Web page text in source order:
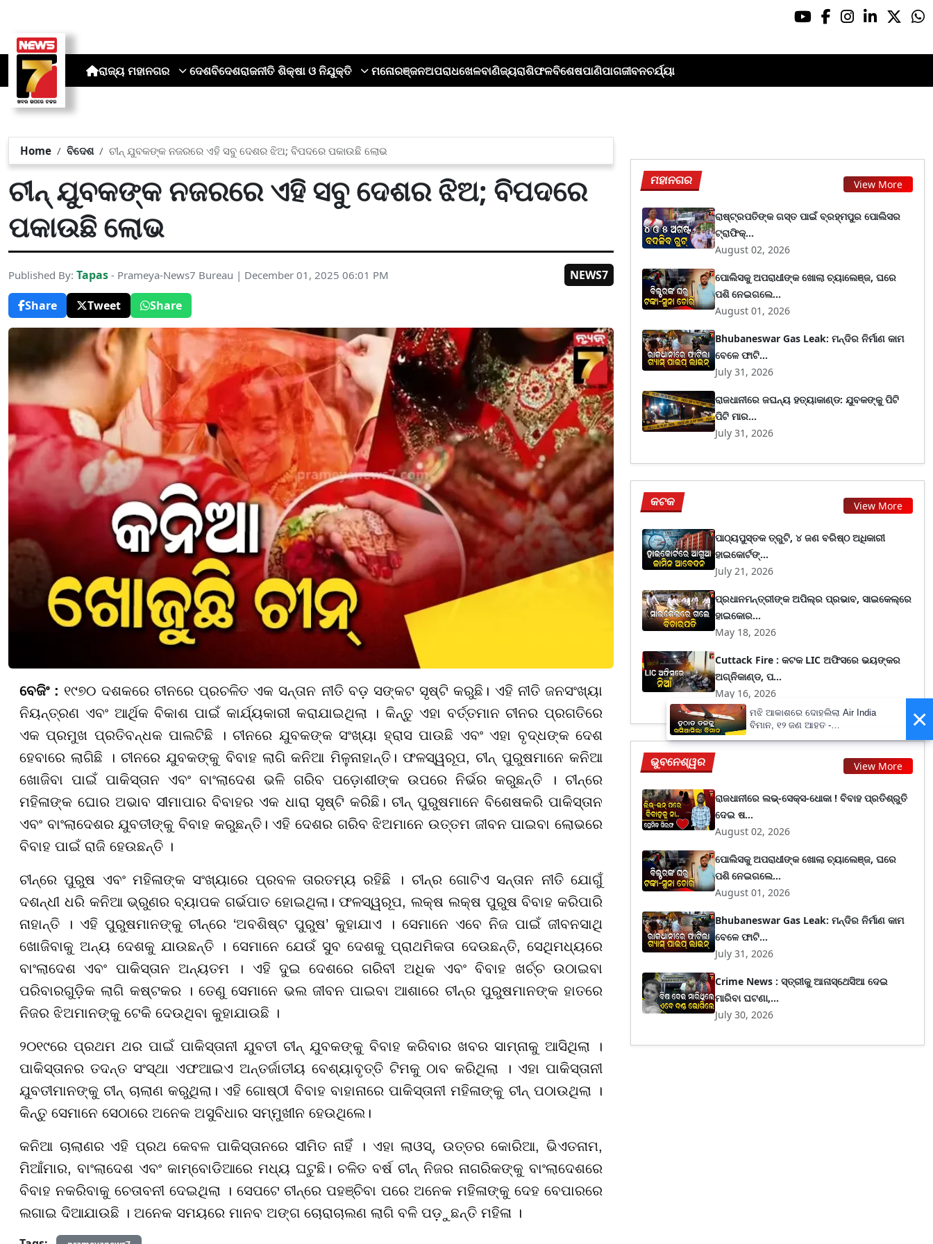
ରାଜ୍ୟ ମହାନଗର ଦେଶବିଦେଶରାଜନୀତି ଶିକ୍ଷା ଓ ନିଯୁକ୍ତି ମନୋରଞ୍ଜନଅପରାଧଖେଳବାଣିଜ୍ୟରାଶିଫଳବିଶେଷପାଣିପାଗଜୀବନଚର୍ଯ୍ୟା
Home ବିଦେଶ ଚୀନ୍ ଯୁବକଙ୍କ ନଜରରେ ଏହି ସବୁ ଦେଶର ଝିଅ; ବିପଦରେ ପକାଉଛି ଲୋଭ
ଚୀନ୍ ଯୁବକଙ୍କ ନଜରରେ ଏହି ସବୁ ଦେଶର ଝିଅ; ବିପଦରେ
ପକାଉଛି ଲୋଭ
Published By: Tapas - Prameya-News7 Bureau | December 01, 2025 06:01 PM
NEWS7
Share
Tweet Share
ବେଜିଂ : ୧୯୭୦ ଦଶକରେ ଚୀନରେ ପ୍ରଚଳିତ ଏକ ସନ୍ତାନ ନୀତି ବଡ଼ ସଙ୍କଟ ସୃଷ୍ଟି କରୁଛି। ଏହି ନୀତି ଜନସଂଖ୍ୟା
ନିୟନ୍ତ୍ରଣ ଏବଂ ଆର୍ଥିକ ବିକାଶ ପାଇଁ କାର୍ଯ୍ୟକାରୀ କରାଯାଇଥିଲା । କିନ୍ତୁ ଏହା ବର୍ତ୍ତମାନ ଚୀନର ପ୍ରଗତିରେ
ଏକ ପ୍ରମୁଖ ପ୍ରତିବନ୍ଧକ ପାଲଟିଛି । ଚୀନରେ ଯୁବକଙ୍କ ସଂଖ୍ୟା ହ୍ରାସ ପାଉଛି ଏବଂ ଏହା ବୃଦ୍ଧଙ୍କ ଦେଶ
ହେବାରେ ଲାଗିଛି । ଚୀନରେ ଯୁବକଙ୍କୁ ବିବାହ ଲାଗି କନିଆ ମିଳୁନାହାନ୍ତି। ଫଳସ୍ୱରୂପ, ଚୀନ୍ ପୁରୁଷମାନେ କନିଆ
ଖୋଜିବା ପାଇଁ ପାକିସ୍ତାନ ଏବଂ ବାଂଲାଦେଶ ଭଳି ଗରିବ ପଡ଼ୋଶୀଙ୍କ ଉପରେ ନିର୍ଭର କରୁଛନ୍ତି । ଚୀନ୍ରେ
ମହିଳାଙ୍କ ଘୋର ଅଭାବ ସୀମାପାର ବିବାହର ଏକ ଧାରା ସୃଷ୍ଟି କରିଛି। ଚୀନ୍ ପୁରୁଷମାନେ ବିଶେଷକରି ପାକିସ୍ତାନ
ଏବଂ ବାଂଲାଦେଶର ଯୁବତୀଙ୍କୁ ବିବାହ କରୁଛନ୍ତି। ଏହି ଦେଶର ଗରିବ ଝିଅମାନେ ଉତ୍ତମ ଜୀବନ ପାଇବା ଲୋଭରେ
ବିବାହ ପାଇଁ ରାଜି ହେଉଛନ୍ତି ।
ଚୀନ୍ରେ ପୁରୁଷ ଏବଂ ମହିଳାଙ୍କ ସଂଖ୍ୟାରେ ପ୍ରବଳ ତାରତମ୍ୟ ରହିଛି । ଚୀନ୍ର ଗୋଟିଏ ସନ୍ତାନ ନୀତି ଯୋଗୁଁ
ଦଶନ୍ଧୀ ଧରି କନିଆ ଭ୍ରୁଣର ବ୍ୟାପକ ଗର୍ଭପାତ ହୋଇଥିଲା। ଫଳସ୍ୱରୂପ, ଲକ୍ଷ ଲକ୍ଷ ପୁରୁଷ ବିବାହ କରିପାରି
ନାହାନ୍ତି । ଏହି ପୁରୁଷମାନଙ୍କୁ ଚୀନ୍ରେ ‘ଅବଶିଷ୍ଟ ପୁରୁଷ’ କୁହାଯାଏ । ସେମାନେ ଏବେ ନିଜ ପାଇଁ ଜୀବନସାଥି
ଖୋଜିବାକୁ ଅନ୍ୟ ଦେଶକୁ ଯାଉଛନ୍ତି । ସେମାନେ ଯେଉଁ ସୁବ ଦେଶକୁ ପ୍ରାଥମିକତା ଦେଉଛନ୍ତି, ସେଥିମଧ୍ୟରେ
ବାଂଲାଦେଶ ଏବଂ ପାକିସ୍ତାନ ଅନ୍ୟତମ । ଏହି ଦୁଇ ଦେଶରେ ଗରିବୀ ଅଧିକ ଏବଂ ବିବାହ ଖର୍ଚ୍ଚ ଉଠାଇବା
ପରିବାରଗୁଡ଼ିକ ଲାଗି କଷ୍ଟକର । ତେଣୁ ସେମାନେ ଭଲ ଜୀବନ ପାଇବା ଆଶାରେ ଚୀନ୍ର ପୁରୁଷମାନଙ୍କ ହାତରେ
ନିଜର ଝିଅମାନଙ୍କୁ ଟେକି ଦେଉଥିବା କୁହାଯାଉଛି ।
୨୦୧୯ରେ ପ୍ରଥମ ଥର ପାଇଁ ପାକିସ୍ତାନୀ ଯୁବତୀ ଚୀନ୍ ଯୁବକଙ୍କୁ ବିବାହ କରିବାର ଖବର ସାମ୍ନାକୁ ଆସିଥିଲା ।
ପାକିସ୍ତାନର ତଦନ୍ତ ସଂସ୍ଥା ଏଫଆଇଏ ଅନ୍ତର୍ଜାତୀୟ ବେଶ୍ୟାବୃତ୍ତି ଟିମକୁ ଠାବ କରିଥିଲା । ଏହା ପାକିସ୍ତାନୀ
ଯୁବତୀମାନଙ୍କୁ ଚୀନ୍ ଚାଲାଣ କରୁଥିଲା। ଏହି ଗୋଷ୍ଠୀ ବିବାହ ବାହାନାରେ ପାକିସ୍ତାନୀ ମହିଳାଙ୍କୁ ଚୀନ୍ ପଠାଉଥିଲା ।
କିନ୍ତୁ ସେମାନେ ସେଠାରେ ଅନେକ ଅସୁବିଧାର ସମ୍ମୁଖୀନ ହେଉଥିଲେ।
କନିଆ ଚାଲାଣର ଏହି ପ୍ରଥ କେବଳ ପାକିସ୍ତାନରେ ସୀମିତ ନାହିଁ । ଏହା ଲାଓସ୍, ଉତ୍ତର କୋରିଆ, ଭିଏତନାମ,
ମିଆଁମାର, ବାଂଲାଦେଶ ଏବଂ କାମ୍ବୋଡିଆରେ ମଧ୍ୟ ଘଟୁଛି। ଚଳିତ ବର୍ଷ ଚୀନ୍ ନିଜର ନାଗରିକଙ୍କୁ ବାଂଲାଦେଶରେ
ବିବାହ ନକରିବାକୁ ଚେତାବନୀ ଦେଇଥିଲା । ସେପଟେ ଚୀନ୍ରେ ପହଞ୍ଚିବା ପରେ ଅନେକ ମହିଳାଙ୍କୁ ଦେହ ବେପାରରେ
ଲଗାଇ ଦିଆଯାଉଛି । ଅନେକ ସମୟରେ ମାନବ ଅଙ୍ଗ ଚୋରାଚାଲଣ ଲାଗି ବଳି ପଡ଼ୁଛନ୍ତି ମହିଳା ।
ମହାନଗର View More
ରାଷ୍ଟ୍ରପତିଙ୍କ ଗସ୍ତ ପାଇଁ ବ୍ରହ୍ମପୁର ପୋଲିସର
ଟ୍ରାଫିକ୍...
August 02, 2026
ପୋଲିସକୁ ଅପରାଧୀଙ୍କ ଖୋଲା ଚ୍ୟାଲେଞ୍ଜ, ଘରେ
ପଶି ନେଇଗଲେ...
August 01, 2026
Bhubaneswar Gas Leak: ମନ୍ଦିର ନିର୍ମାଣ କାମ
ବେଳେ ଫାଟି...
July 31, 2026
ରାଜଧାନୀରେ ଜଘନ୍ୟ ହତ୍ୟାକାଣ୍ଡ: ଯୁବକଙ୍କୁ ପିଟି
ପିଟି ମାର...
July 31, 2026
କଟକ View More
ପାଠ୍ୟପୁସ୍ତକ ତ୍ରୁଟି, ୪ ଜଣ ବରିଷ୍ଠ ଅଧିକାରୀ
ହାଇକୋର୍ଟଙ୍...
July 21, 2026
ପ୍ରଧାନମନ୍ତ୍ରୀଙ୍କ ଅପିଲ୍‌ର ପ୍ରଭାବ, ସାଇକେଲ୍‌ରେ
ହାଇକୋର...
May 18, 2026
Cuttack Fire : କଟକ LIC ଅଫିସରେ ଭୟଙ୍କର
ଅଗ୍ନିକାଣ୍ଡ, ପ...
May 16, 2026
ଭୁବନେଶ୍ୱର View More
ରାଜଧାନୀରେ ଲଭ୍-ସେକ୍ସ-ଧୋକା ! ବିବାହ ପ୍ରତିଶ୍ରୁତି
ଦେଇ ଷ...
August 02, 2026
ପୋଲିସକୁ ଅପରାଧୀଙ୍କ ଖୋଲା ଚ୍ୟାଲେଞ୍ଜ, ଘରେ
ପଶି ନେଇଗଲେ...
August 01, 2026
Bhubaneswar Gas Leak: ମନ୍ଦିର ନିର୍ମାଣ କାମ
ବେଳେ ଫାଟି...
July 31, 2026
Crime News : ସ୍ତ୍ରୀକୁ ଆନାସ୍ଥେସିଆ ଦେଇ
ମାରିବା ଘଟଣା,...
July 30, 2026
×
ମଝି ଆକାଶରେ ଦୋହଲିଲା Air India
ବିମାନ, ୧୨ ଜଣ ଆହତ -
PrameyaNews7